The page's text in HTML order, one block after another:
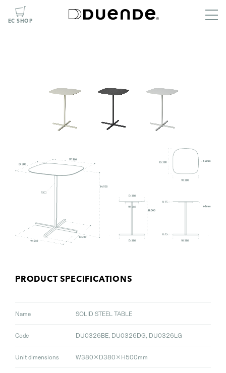
EC SHOP
PRODUCT SPECIFICATIONS
Name SOLID STEEL TABLE
Code DU0326BE, DU0326DG, DU0326LG
Unit dimensions W380×D380×H500mm